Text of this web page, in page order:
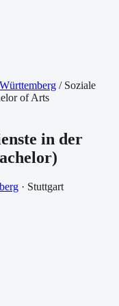
/ Soziale
of Arts
in der
)
· Stuttgart